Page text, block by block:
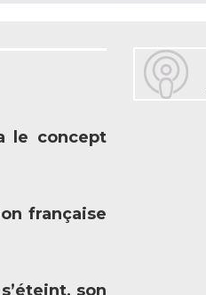
le concept
française
son